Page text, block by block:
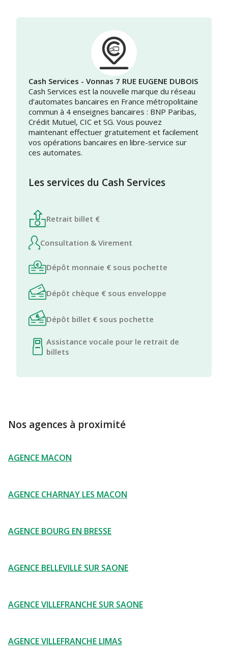
Cash Services - Vonnas 7 RUE EUGENE DUBOIS
Cash Services est la nouvelle marque du réseau
d’automates bancaires en France métropolitaine
commun à 4 enseignes bancaires : BNP Paribas,
Crédit Mutuel, CIC et SG. Vous pouvez
maintenant effectuer gratuitement et facilement
vos opérations bancaires en libre-service sur
ces automates.
Les services du Cash Services
Retrait billet €
Consultation & Virement
Dépôt monnaie € sous pochette
Dépôt chèque € sous enveloppe
Dépôt billet € sous pochette
Assistance vocale pour le retrait de
billets
Nos agences à proximité
AGENCE MACON
AGENCE CHARNAY LES MACON
AGENCE BOURG EN BRESSE
AGENCE BELLEVILLE SUR SAONE
AGENCE VILLEFRANCHE SUR SAONE
AGENCE VILLEFRANCHE LIMAS